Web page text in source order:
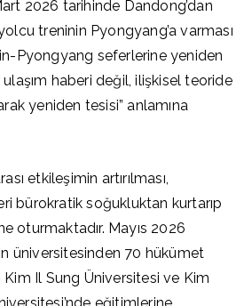
2026 tarihinde Dandong’dan
treninin Pyongyang’a varması
Pyongyang seferlerine yeniden
haberi değil, ilişkisel teoride
yeniden tesisi” anlamına
etkileşimin artırılması,
bürokratik soğukluktan kurtarıp
oturmaktadır. Mayıs 2026
üniversitesinden 70 hükümet
Il Sung Üniversitesi ve Kim